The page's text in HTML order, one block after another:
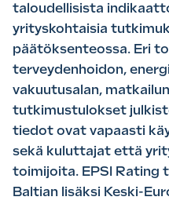
taloudellisista
yrityskohtaisia
päätöksenteossa. Eri
terveydenhoidon,
vakuutusalan,
tutkimustulokset
tiedot ovat vapaasti
sekä kuluttajat että
toimijoita. EPSI Rating
Baltian lisäksi Keski-